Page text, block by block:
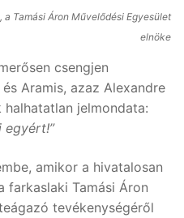
a Tamási Áron Művelődési Egyesület
elnöke
csengjen
Aramis, azaz Alexandre
halhatatlan jelmondata:
egyért!”
amikor a hivatalosan
Tamási Áron
tevékenységéről